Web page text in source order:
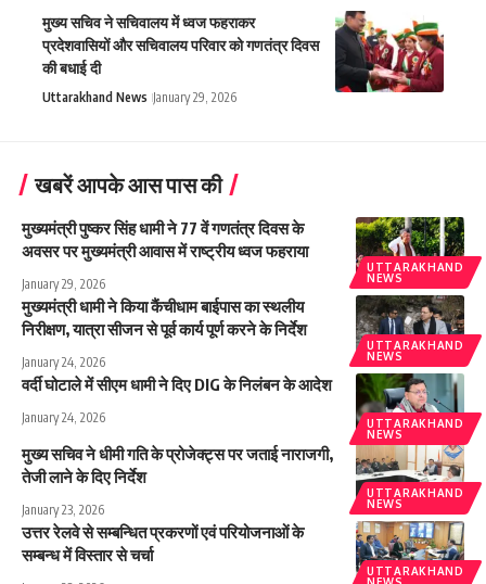
मुख्य सचिव ने सचिवालय में ध्वज फहराकर
प्रदेशवासियों और सचिवालय परिवार को गणतंत्र दिवस
की बधाई दी
Uttarakhand News January 29, 2026
खबरें आपके आस पास की
UTTARAKHAND
NEWS
मुख्यमंत्री पुष्कर सिंह धामी ने 77 वें गणतंत्र दिवस के
अवसर पर मुख्यमंत्री आवास में राष्ट्रीय ध्वज फहराया
January 29, 2026
UTTARAKHAND
NEWS
मुख्यमंत्री धामी ने किया कैंचीधाम बाईपास का स्थलीय
निरीक्षण, यात्रा सीजन से पूर्व कार्य पूर्ण करने के निर्देश
January 24, 2026
UTTARAKHAND
NEWS
वर्दी घोटाले में सीएम धामी ने दिए DIG के निलंबन के आदेश
January 24, 2026
UTTARAKHAND
NEWS
मुख्य सचिव ने धीमी गति के प्रोजेक्ट्स पर जताई नाराजगी,
तेजी लाने के दिए निर्देश
January 23, 2026
UTTARAKHAND
उत्तर रेलवे से सम्बन्धित प्रकरणों एवं परियोजनाओं के
सम्बन्ध में विस्तार से चर्चा